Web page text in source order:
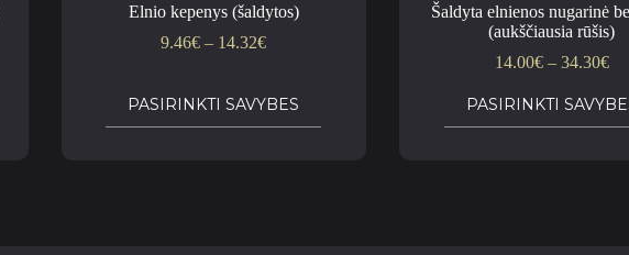
Elnio kepenys (šaldytos)
9.46€ – 14.32€
PASIRINKTI SAVYBES
Šaldyta elnienos nugarinė
(aukščiausia rūšis)
14.00€– 34.30€
PASIRINKTI